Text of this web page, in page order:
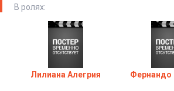
В ролях:
Лилиана Алегрия Фернандо